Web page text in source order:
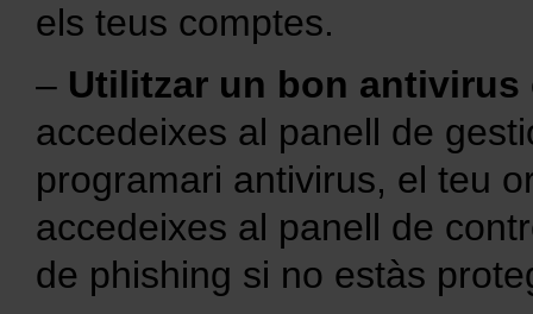
els teus comptes.
– Utilitzar un bon
accedeixes al panell de
programari antivirus, el teu
accedeixes al panell de
de phishing si no estàs